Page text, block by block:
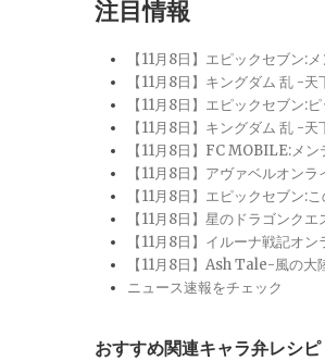
注目情報
【11月8日】エピックセブン:
【11月8日】キングダム 乱 -
【11月8日】エピックセブン:
【11月8日】キングダム 乱 -
【11月8日】FC MOBILE:メ
【11月8日】アヴァベルオン
【11月8日】エピックセブン:
【11月8日】星のドラゴンク
【11月8日】イルーナ戦記オ
【11月8日】Ash Tale-風の
ニュース速報をチェック
おすすめ関連キャラ弁レシピ